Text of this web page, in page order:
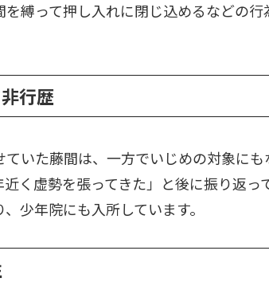
縛って押し入れに閉じ込めるなどの
行歴
いた藤間は、一方でいじめの対象に
く虚勢を張ってきた」と後に振り返っ
少年院にも入所しています。